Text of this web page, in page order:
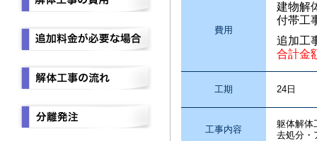
費用
建物解
付帯工
追加工
合計金
工期 24日
工事内容
躯体解
去処分・